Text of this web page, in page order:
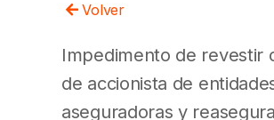
Volver
Impedimento de revestir
de accionista de
aseguradoras y